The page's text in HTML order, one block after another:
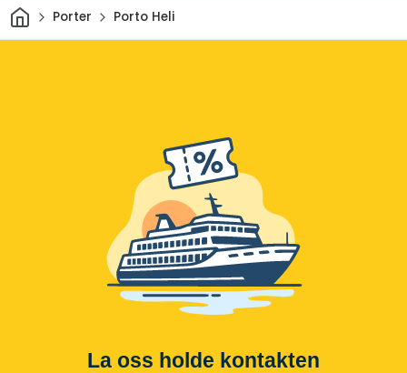
HjemPorter Porto Heli
La oss holde kontakten